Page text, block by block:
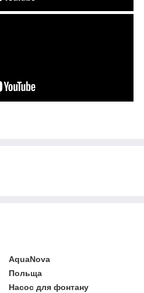
AquaNova
Польща
Насос для фонтану